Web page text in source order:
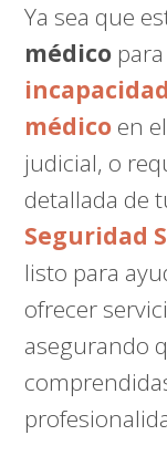
Ya sea que
médico
incapacidad
médico en
judicial, o
detallada de
Seguridad
listo para
ofrecer
asegurando